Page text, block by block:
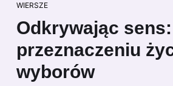
WIERSZE
Odkrywając
przeznaczeniu
wyborów